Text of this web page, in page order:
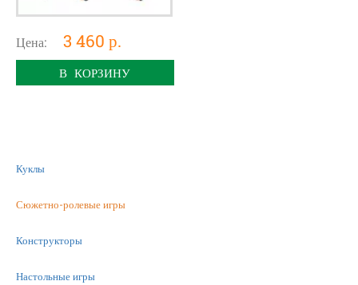
Цена: 3 460 р.
В КОРЗИНУ
Куклы
Сюжетно-ролевые игры
Конструкторы
Настольные игры